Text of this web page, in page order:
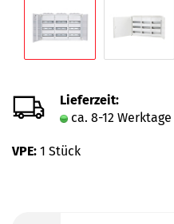
Lieferzeit:
ca. 8-12 Werktage
VPE: 1 Stück